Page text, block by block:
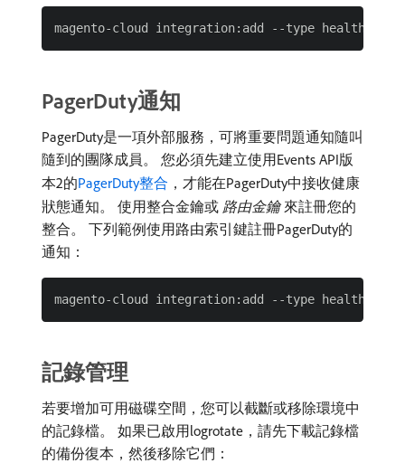
PagerDuty通知
PagerDuty是一項外部服務，可將重要問題通知隨叫
隨到的團隊成員。 您必須先建立使用Events API版
本2的PagerDuty整合 ，才能在PagerDuty中接收健康
狀態通知。 使用整合金鑰或​ 路由金鑰​來註冊您的
整合。 下列範例使用路由索引鍵註冊PagerDuty的
通知：
記錄管理
若要增加可用磁碟空間，您可以截斷或移除環境中
的記錄檔。 如果已啟用logrotate，請先下載記錄檔
的備份復本，然後移除它們：